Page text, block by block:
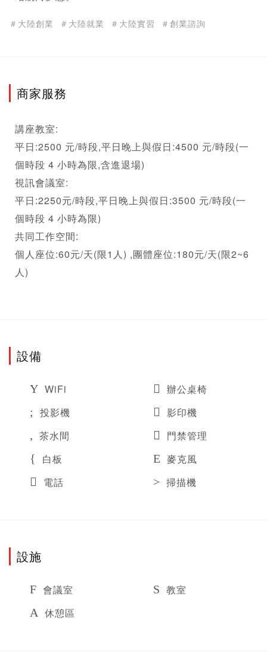
＃大陸創業 ＃大陸就業 ＃大陸實習 ＃創業諮詢
商家服務
講座教室:
平日:2500 元/時段,平日晚上與假日:4500 元/時段(一
個時段 4 小時為限,含進退場)
視訊會議室:
平日:2250元/時段,平日晚上與假日:3500 元/時段(一
個時段 4 小時為限)
共同工作空間:
個人座位:60元/天(限1人) ,團體座位:180元/天(限2~6
設備
WiFi
辦公桌椅
投影機
影印機
茶水間
門禁管理
白板
麥克風
電話
掃描機
設施
會議室
教室
休憩區